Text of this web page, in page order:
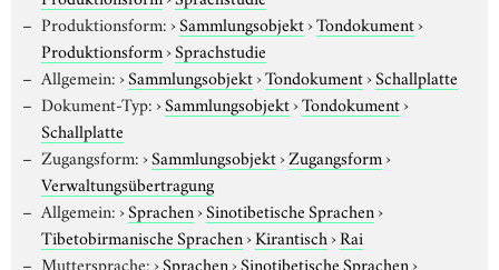
Produktionsform:›Sammlungsobjekt›Tondokument›
Produktionsform›Sprachstudie
Allgemein:›Sammlungsobjekt›Tondokument›Schallplatte
Dokument-Typ:›Sammlungsobjekt›Tondokument›
Schallplatte
Zugangsform:›Sammlungsobjekt›Zugangsform›
Verwaltungsübertragung
Allgemein:›Sprachen›Sinotibetische Sprachen›
Tibetobirmanische Sprachen›Kirantisch›Rai
Muttersprache:›Sprachen›Sinotibetische Sprachen›